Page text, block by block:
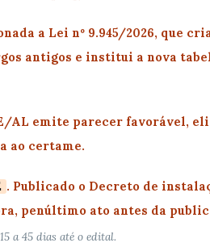
a Lei nº 9.945/2026, que
antigos e institui a nova
AL emite parecer favorável,
ao certame.
. Publicado o Decreto de
, penúltimo ato antes da
a 45 dias até o edital.